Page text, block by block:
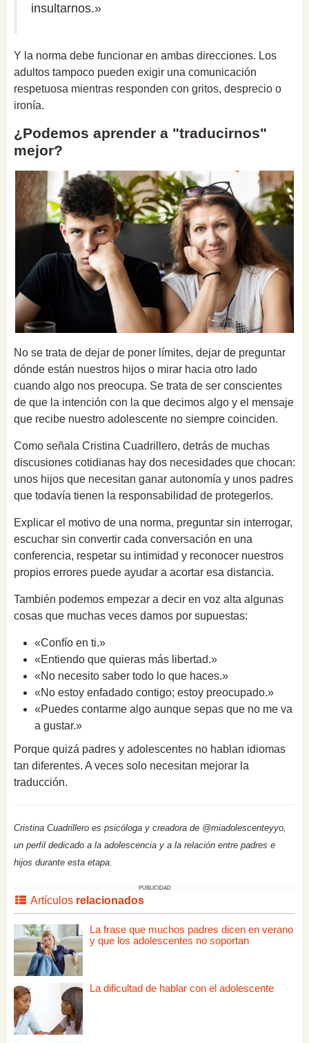
insultarnos.»
Y la norma debe funcionar en ambas direcciones. Los
adultos tampoco pueden exigir una comunicación
respetuosa mientras responden con gritos, desprecio o
ironía.
¿Podemos aprender a "traducirnos"
mejor?
No se trata de dejar de poner límites, dejar de preguntar
dónde están nuestros hijos o mirar hacia otro lado
cuando algo nos preocupa. Se trata de ser conscientes
de que la intención con la que decimos algo y el mensaje
que recibe nuestro adolescente no siempre coinciden.
Como señala Cristina Cuadrillero, detrás de muchas
discusiones cotidianas hay dos necesidades que chocan:
unos hijos que necesitan ganar autonomía y unos padres
que todavía tienen la responsabilidad de protegerlos.
Explicar el motivo de una norma, preguntar sin interrogar,
escuchar sin convertir cada conversación en una
conferencia, respetar su intimidad y reconocer nuestros
propios errores puede ayudar a acortar esa distancia.
También podemos empezar a decir en voz alta algunas
cosas que muchas veces damos por supuestas:
«Confío en ti.»
«Entiendo que quieras más libertad.»
«No necesito saber todo lo que haces.»
«No estoy enfadado contigo; estoy preocupado.»
«Puedes contarme algo aunque sepas que no me va
a gustar.»
Porque quizá padres y adolescentes no hablan idiomas
tan diferentes. A veces solo necesitan mejorar la
traducción.
Cristina Cuadrillero es psicóloga y creadora de @miadolescenteyyo,
un perfil dedicado a la adolescencia y a la relación entre padres e
hijos durante esta etapa.
PUBLICIDAD
Artículos relacionados
La frase que muchos padres dicen en verano
y que los adolescentes no soportan
La dificultad de hablar con el adolescente